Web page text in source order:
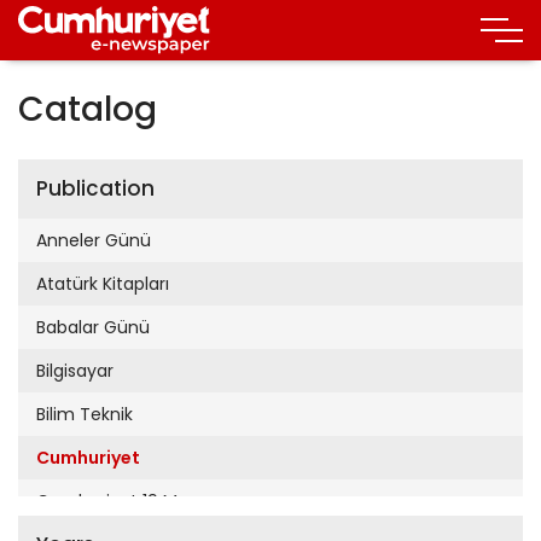
Catalog
Publication
Anneler Günü
Atatürk Kitapları
Babalar Günü
Bilgisayar
Bilim Teknik
Cumhuriyet
Cumhuriyet 19 Mayıs